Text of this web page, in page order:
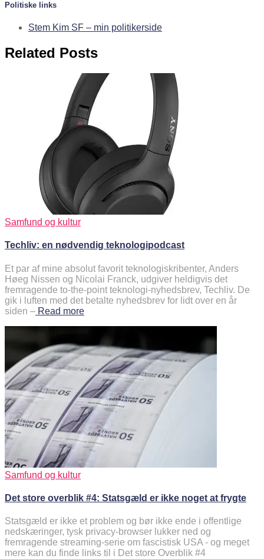
Politiske links
Stem Kim SF – min politikerside
Related Posts
Samfund og kultur
Techliv: en nødvendig teknologipodcast
Et par af mine absolut favorit teknologiskribenter, Anders
Høeg Nissen og Nicolai Franck, udgiver heldigvis det
fremragende to-the-point teknologi-nyhedsbrev, Techliv. De
gik i luften med det betalte nyhedsbrev for lidt over en år
siden – Read more
Samfund og kultur
Det store overblik #4: Statsgæld er ikke noget at frygte
Statsgæld er ikke et problem og bør ikke ende i offentlige
nedskæringer, tysk privacy-browser lukker ned og
fremragende streaming-serie om fascistisk USA - og meget
mere kan du finde links til i Det store Overblik #4